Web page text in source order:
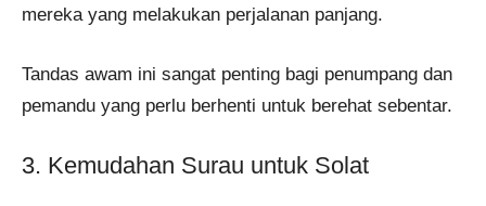
mereka yang melakukan perjalanan panjang.
Tandas awam ini sangat penting bagi penumpang dan
pemandu yang perlu berhenti untuk berehat sebentar.
3. Kemudahan Surau untuk Solat